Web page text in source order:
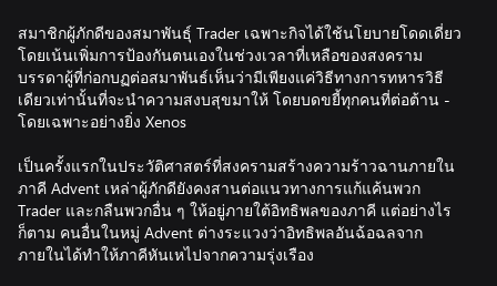
สมาชิกผู้ภักดีของสมาพันธุ์ Trader เฉพาะกิจได้ใช้นโยบายโดดเดี่ยว
โดยเน้นเพิ่มการป้องกันตนเองในช่วงเวลาที่เหลือของสงคราม
บรรดาผู้ที่ก่อกบฏต่อสมาพันธ์เห็นว่ามีเพียงแค่วิธีทางการทหารวิธี
เดียวเท่านั้นที่จะนำความสงบสุขมาให้ โดยบดขยี้ทุกคนที่ต่อต้าน -
โดยเฉพาะอย่างยิ่ง Xenos
เป็นครั้งแรกในประวัติศาสตร์ที่สงครามสร้างความร้าวฉานภายใน
ภาคี Advent เหล่าผู้ภักดียังคงสานต่อแนวทางการแก้แค้นพวก
Trader และกลืนพวกอื่น ๆ ให้อยู่ภายใต้อิทธิพลของภาคี แต่อย่างไร
ก็ตาม คนอื่นในหมู่ Advent ต่างระแวงว่าอิทธิพลอันฉ้อฉลจาก
ภายในได้ทำให้ภาคีหันเหไปจากความรุ่งเรือง